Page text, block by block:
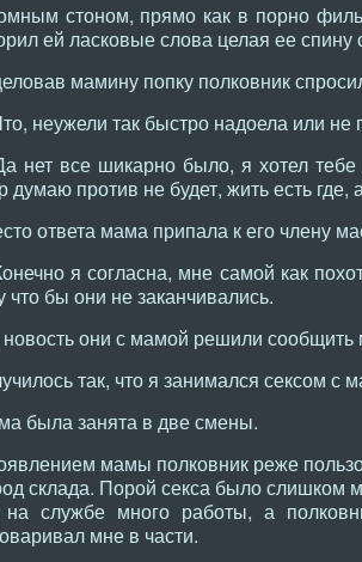
стоном, прямо как в порно
ей ласковые слова целая ее
мамину попку полковник
неужели так быстро надоела или не
нет все шикарно было, я хотел тебе
думаю против не будет, жить есть
ответа мама припала к его члену
я согласна, мне самой как
что бы они не заканчивались.
новость они с мамой решили сообщить
так, что я занимался сексом
была занята в две смены.
мамы полковник реже
склада. Порой секса было слишком
на службе много работы, а
мне в части.